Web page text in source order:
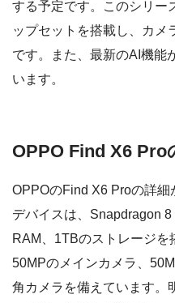
する予定です。このシリー
ップセットを搭載し、カメ
です。また、最新のAI機能
います。
OPPO Find X6 Pro
OPPOのFind X6 Proの詳
デバイスは、Snapdragon
RAM、1TBのストレージを
50MPのメインカメラ、
角カメラを備えています。